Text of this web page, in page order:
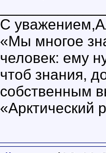
С
«Мы многое
человек: ему
чтоб знания,
собственным
«Арктический